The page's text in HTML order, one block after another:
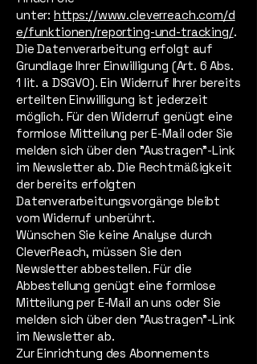
unter: https://www.cleverreach.com/d
e/funktionen/reporting-und-tracking/.
Die Datenverarbeitung erfolgt auf
Grundlage Ihrer Einwilligung (Art. 6 Abs.
1 lit. a DSGVO). Ein Widerruf Ihrer bereits
erteilten Einwilligung ist jederzeit
möglich. Für den Widerruf genügt eine
formlose Mitteilung per E-Mail oder Sie
melden sich über den "Austragen"-Link
im Newsletter ab. Die Rechtmäßigkeit
der bereits erfolgten
Datenverarbeitungsvorgänge bleibt
vom Widerruf unberührt.
Wünschen Sie keine Analyse durch
CleverReach, müssen Sie den
Newsletter abbestellen. Für die
Abbestellung genügt eine formlose
Mitteilung per E-Mail an uns oder Sie
melden sich über den "Austragen"-Link
im Newsletter ab.
Zur Einrichtung des Abonnements